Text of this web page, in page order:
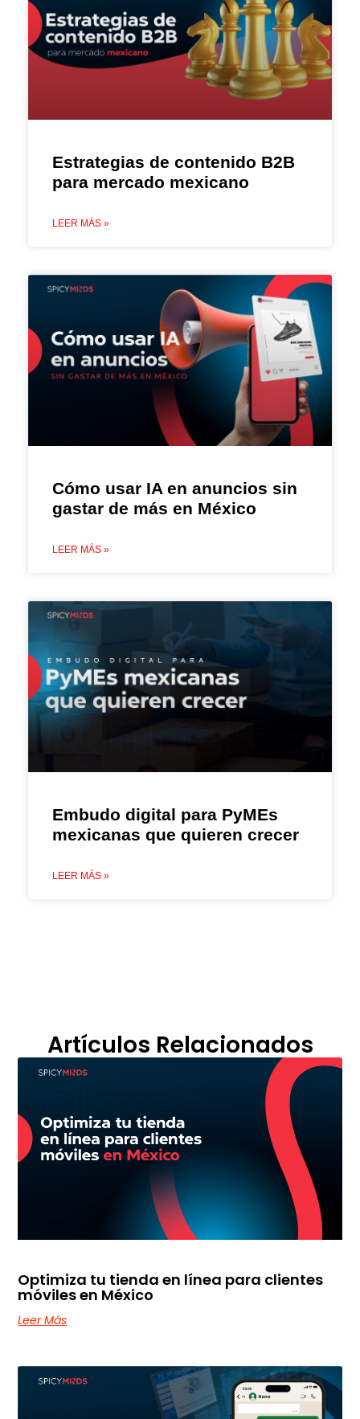
Estrategias de contenido B2B
para mercado mexicano
LEER MÁS »
Cómo usar IA en anuncios sin
gastar de más en México
LEER MÁS »
Embudo digital para PyMEs
mexicanas que quieren crecer
LEER MÁS »
Artículos Relacionados
Optimiza tu tienda en línea para clientes
móviles en México
Leer Más